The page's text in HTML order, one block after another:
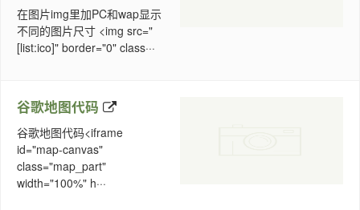
在图片img里加PC和wap显示
不同的图片尺寸 <img src="
[list:ico]" border="0" class···
谷歌地图代码
谷歌地图代码<iframe
id="map-canvas"
class="map_part"
width="100%" h···